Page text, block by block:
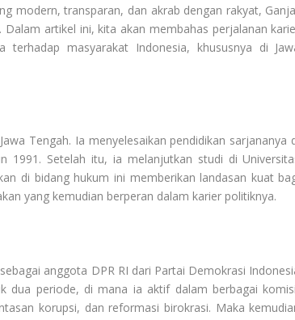
modern, transparan, dan akrab dengan rakyat,
artikel ini, kita akan membahas perjalanan
terhadap masyarakat Indonesia, khususnya di
Tengah. Ia menyelesaikan pendidikan sarjananya
1991. Setelah itu, ia melanjutkan studi di
di bidang hukum ini memberikan landasan kuat
yang kemudian berperan dalam karier politiknya.
anggota DPR RI dari Partai Demokrasi
dua periode, di mana ia aktif dalam berbagai
korupsi, dan reformasi birokrasi. Maka